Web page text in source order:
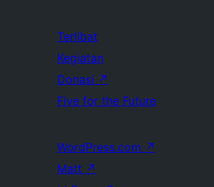
Terlibat
Kegiatan
Donasi ↗
Five for the Future
WordPress.com ↗
Matt ↗